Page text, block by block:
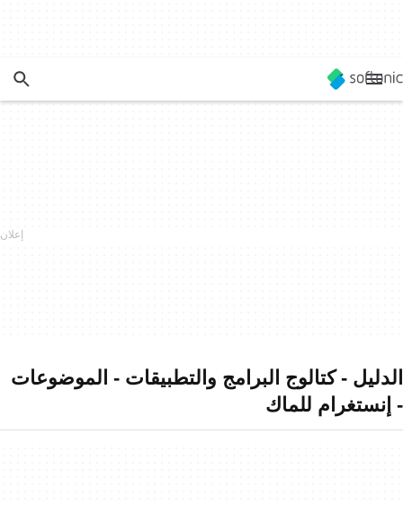
الدليل - كتالوج البرامج والتطبيقات - الموضوعات
- إنستغرام للماك